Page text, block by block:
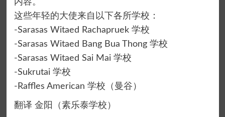
内容。
这些年轻的大使来自以下各所学校：
-Sarasas Witaed Rachapruek 学校
-Sarasas Witaed Bang Bua Thong 学校
-Sarasas Witaed Sai Mai 学校
-Sukrutai 学校
-Raffles American 学校（曼谷）
翻译 金阳（素乐泰学校）